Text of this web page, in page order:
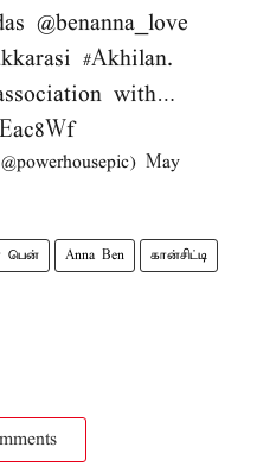
@benanna_love
#Akhilan.
with…
May
பென் Anna Ben கான்சிட்டி